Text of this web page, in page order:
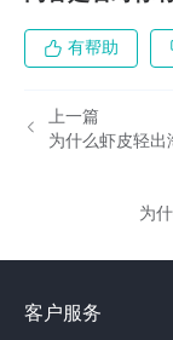
有帮助
上一篇
为什么虾皮轻出
为
客户服务